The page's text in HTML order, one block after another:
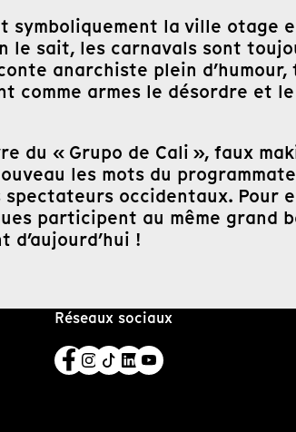
symboliquement la ville otage
le sait, les carnavals sont
anarchiste plein
comme armes le désordre et
du « Grupo de Cali », faux
les mots du
occidentaux. Pour
participent au même grand
!
Réseaux sociaux